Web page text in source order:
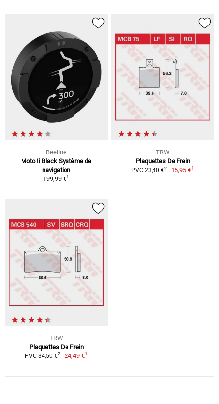
Beeline
Moto Ii Black Système de
navigation
199,99 €1
TRW
Plaquettes De Frein
PVC 23,40 €2 15,95 €1
TRW
Plaquettes De Frein
PVC 34,50 €2 24,49 €1